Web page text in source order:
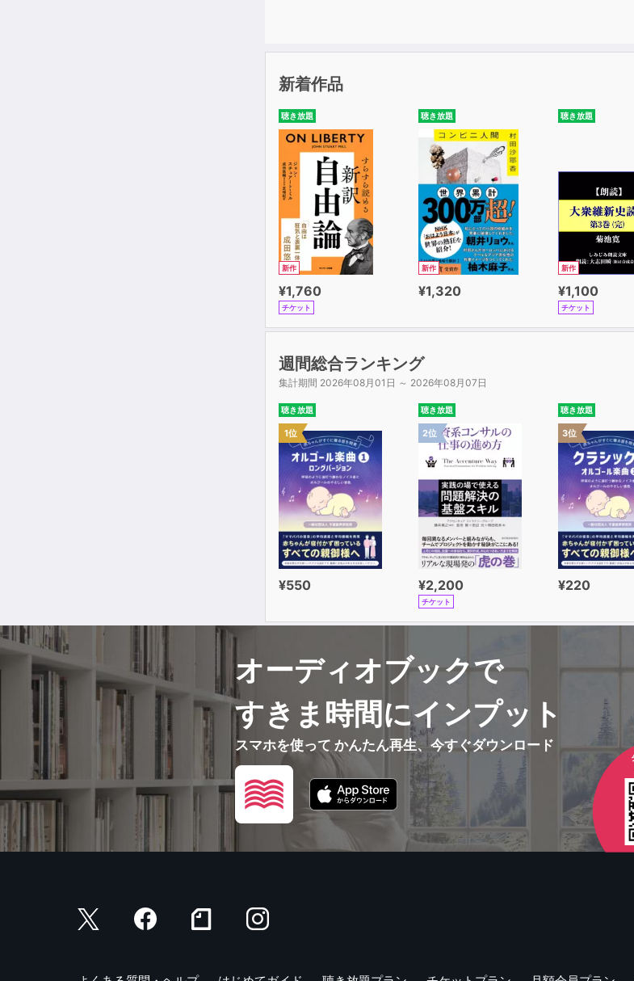
新着作品
聴き放題
新作
¥1,760
チケット
聴き放題
新作
¥1,320
聴き放題
新作
¥1,100
チケット
週間総合ランキング
集計期間 2026年08月01日 ～ 2026年08月07日
聴き放題
1位
¥550
聴き放題
2位
¥2,200
チケット
聴き放題
3位
¥220
オーディオブックで
すきま時間にインプット
スマホを使って かんたん再生、今すぐダウンロード